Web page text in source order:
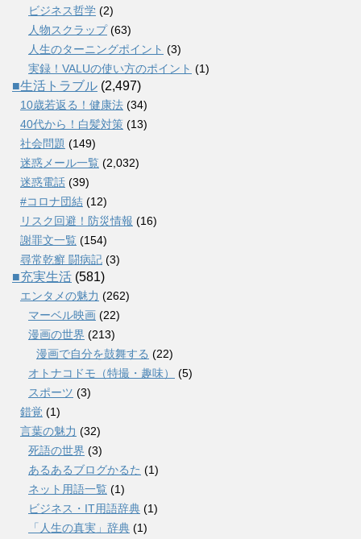
ビジネス哲学 (2)
人物スクラップ(63)
人生のターニングポイント (3)
実録！VALUの使い方のポイント (1)
■生活トラブル (2,497)
10歳若返る！健康法 (34)
40代から！白髪対策 (13)
社会問題 (149)
迷惑メール一覧 (2,032)
迷惑電話 (39)
#コロナ団結 (12)
リスク回避！防災情報 (16)
謝罪文一覧 (154)
尋常乾癬 闘病記 (3)
■充実生活 (581)
エンタメの魅力 (262)
マーベル映画 (22)
漫画の世界 (213)
漫画で自分を鼓舞する (22)
オトナコドモ（特撮・趣味）
(5)
スポーツ (3)
錯覚 (1)
言葉の魅力 (32)
死語の世界 (3)
あるあるブログかるた (1)
ネット用語一覧 (1)
ビジネス・IT用語辞典 (1)
「人生の真実」辞典 (1)